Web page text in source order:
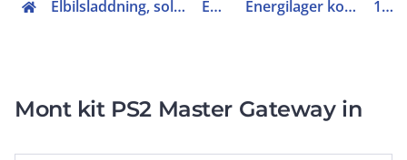
Elbilsladdning, solenergi och energilager (27) Energilager Energilager kommersiellt och industri 12611
Mont kit PS2 Master Gateway in